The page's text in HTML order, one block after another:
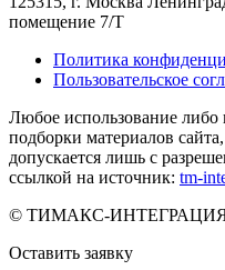
помещение 7/Т
Политика
Пользовательское
Любое использование либо
подборки материалов
допускается лишь с
ссылкой на источник: tm-
© ТИМАКС-ИНТЕГРАЦИЯ
Оставить заявку